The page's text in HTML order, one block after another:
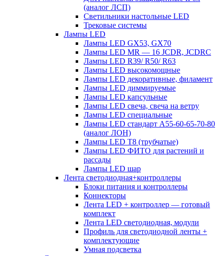
(аналог ЛСП)
Светильники настольные LED
Трековые системы
Лампы LED
Лампы LED GX53, GX70
Лампы LED MR — 16 JCDR, JCDRC
Лампы LED R39/ R50/ R63
Лампы LED высокомощные
Лампы LED декоративные, филамент
Лампы LED диммируемые
Лампы LED капсульные
Лампы LED свеча, свеча на ветру
Лампы LED специальные
Лампы LED стандарт А55-60-65-70-80
(аналог ЛОН)
Лампы LED Т8 (трубчатые)
Лампы LED ФИТО для растений и
рассады
Лампы LED шар
Лента светодиодная+контроллеры
Блоки питания и контроллеры
Коннекторы
Лента LED + контроллер — готовый
комплект
Лента LED светодиодная, модули
Профиль для светодиодной ленты +
комплектующие
Умная подсветка